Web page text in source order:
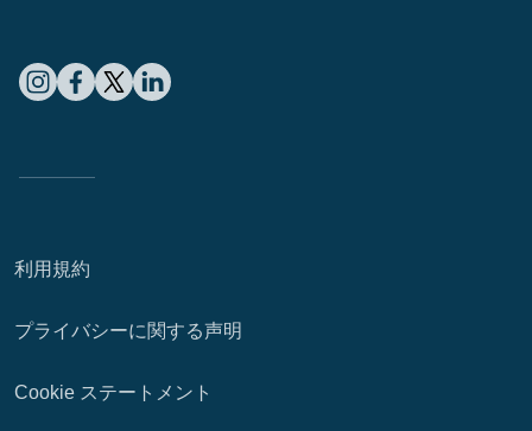
利用規約
プライバシーに関する声明
Cookie ステートメント